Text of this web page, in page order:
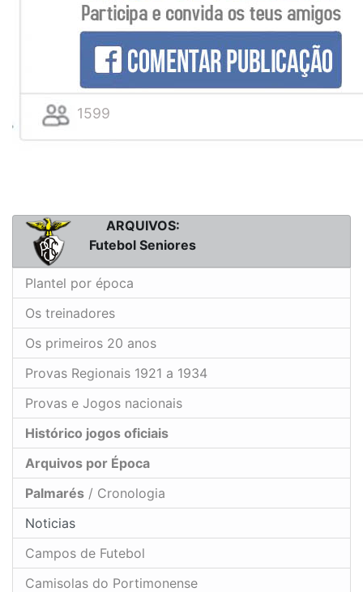
1599
ARQUIVOS:
Futebol Seniores
Plantel por época
Os treinadores
Os primeiros 20 anos
Provas Regionais 1921 a 1934
Provas e Jogos nacionais
Histórico jogos oficiais
Arquivos por Época
Palmarés / Cronologia
Noticias
Campos de Futebol
Camisolas do Portimonense